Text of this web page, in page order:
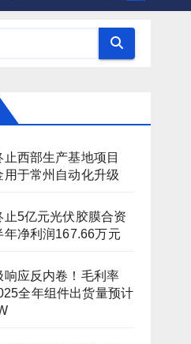
西部生产基地项目
用于常州自动化升级
止5亿元光伏胶膜合资
年净利润167.66万元
响应反内卷！毛利率
全年组件出货量预计